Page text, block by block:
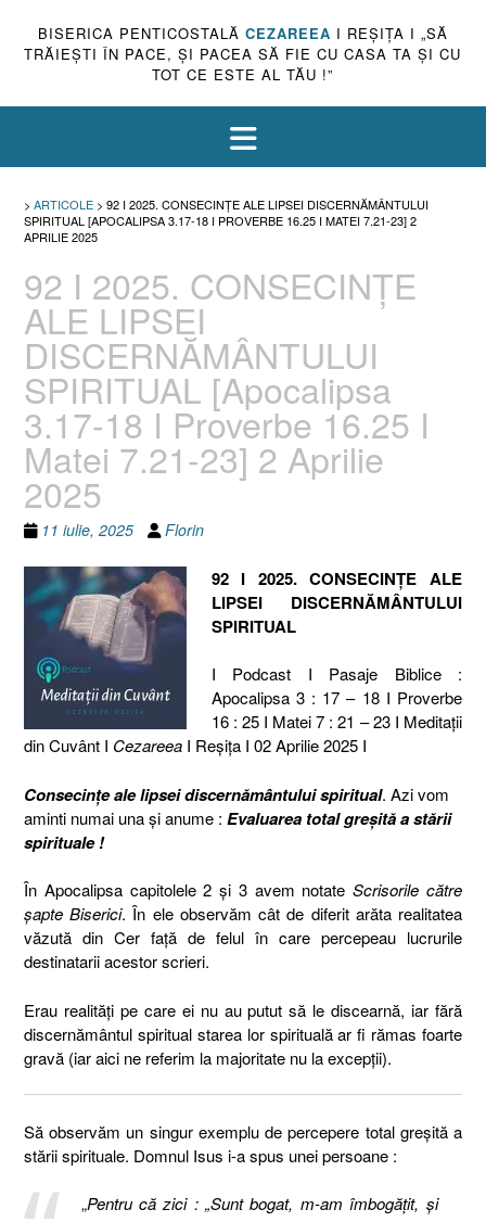
BISERICA PENTICOSTALĂ CEZAREEA I REŞIŢA I „SĂ
TRĂIEŞTI ÎN PACE, ŞI PACEA SĂ FIE CU CASA TA ŞI CU
TOT CE ESTE AL TĂU !”
> ARTICOLE > 92 I 2025. CONSECINȚE ALE LIPSEI DISCERNĂMÂNTULUI
SPIRITUAL [APOCALIPSA 3.17-18 I PROVERBE 16.25 I MATEI 7.21-23] 2
APRILIE 2025
92 I 2025. CONSECINȚE
ALE LIPSEI
DISCERNĂMÂNTULUI
SPIRITUAL [Apocalipsa
3.17-18 I Proverbe 16.25 I
Matei 7.21-23] 2 Aprilie
2025
11 iulie, 2025 Florin
92 I 2025. CONSECINȚE ALE
LIPSEI DISCERNĂMÂNTULUI
SPIRITUAL
I Podcast I Pasaje Biblice :
Apocalipsa 3 : 17 – 18 I Proverbe
16 : 25 I Matei 7 : 21 – 23 I Meditaţii
din Cuvânt I Cezareea I Reşiţa I 02 Aprilie 2025 I
Consecințe ale lipsei discernământului spiritual. Azi vom
aminti numai una și anume : Evaluarea total greșită a stării
spirituale !
În Apocalipsa capitolele 2 și 3 avem notateScrisorile către
șapte Biserici. În ele observăm cât de diferit arăta realitatea
văzută din Cer față de felul în care percepeau lucrurile
destinatarii acestor scrieri.
Erau realități pe care ei nu au putut să le discearnă, iar fără
discernământul spiritual starea lor spirituală ar fi rămas foarte
gravă (iar aici ne referim la majoritate nu la excepții).
Să observăm un singur exemplu de percepere total greșită a
stării spirituale. Domnul Isus i-a spus unei persoane :
„Pentru că zici : „Sunt bogat, m-am îmbogăţit, şi